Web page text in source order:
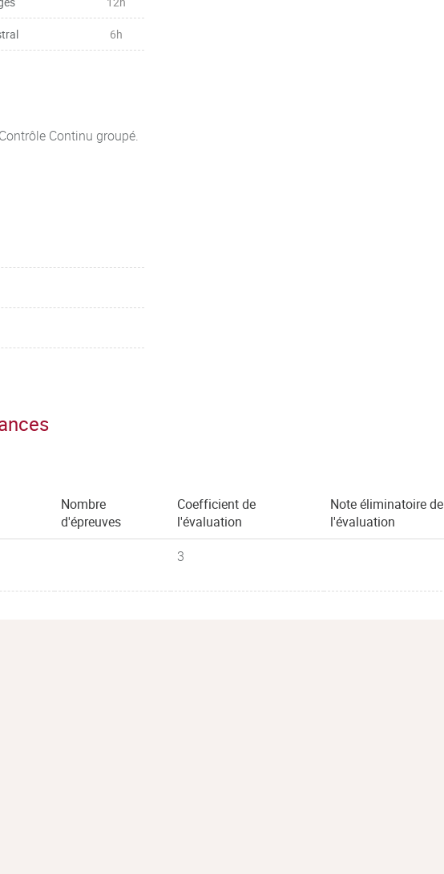
6h
Continu groupé.
Nombre
d'épreuves
Coefficient de
l'évaluation
Note éliminatoire de
l'évaluation
3